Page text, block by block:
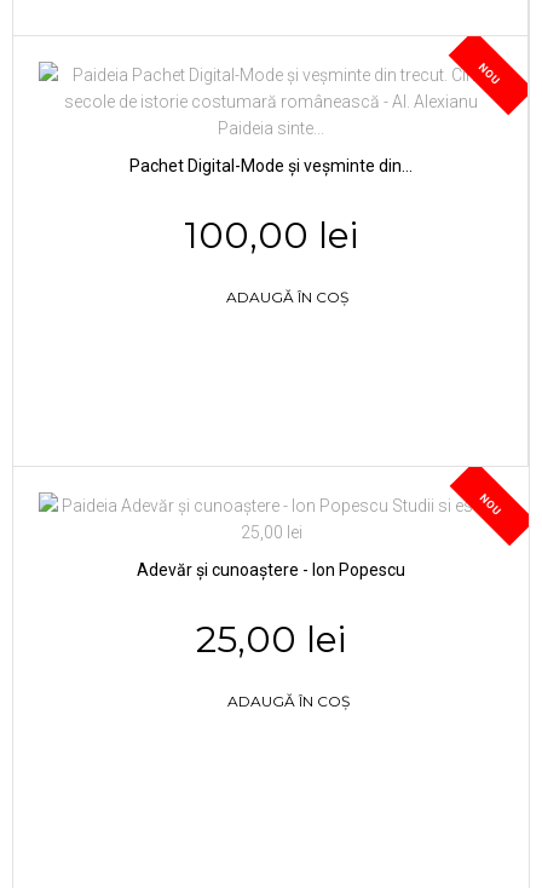
NOU
Pachet Digital-Mode și veșminte din...
100,00 lei
ADAUGĂ ÎN COȘ
NOU
Adevăr și cunoaștere - Ion Popescu
25,00 lei
ADAUGĂ ÎN COȘ